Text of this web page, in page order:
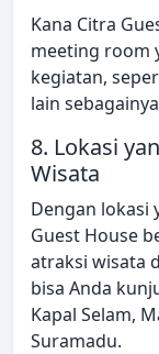
Kana Citra
meeting room
kegiatan,
lain
8. Lokasi
Wisata
Dengan lokasi
Guest House
atraksi wisata
bisa Anda
Kapal Selam,
Suramadu.